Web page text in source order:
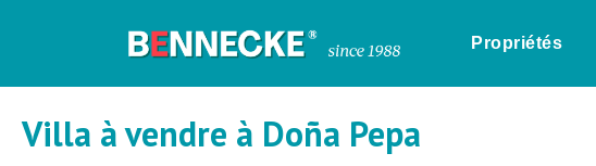
Propriétés
Villa à vendre à Doña Pepa